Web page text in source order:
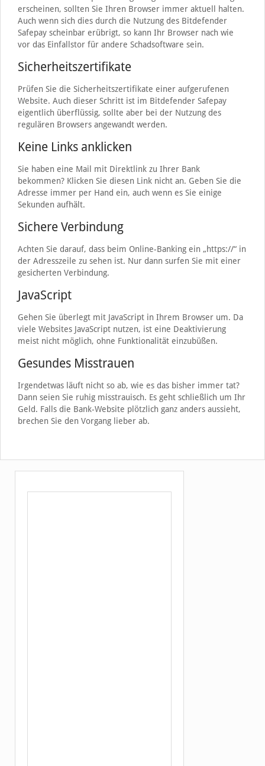
erscheinen, sollten Sie Ihren Browser immer aktuell halten.
Auch wenn sich dies durch die Nutzung des Bitdefender
Safepay scheinbar erübrigt, so kann Ihr Browser nach wie
vor das Einfallstor für andere Schadsoftware sein.
Sicherheitszertifikate
Prüfen Sie die Sicherheitszertifikate einer aufgerufenen
Website. Auch dieser Schritt ist im Bitdefender Safepay
eigentlich überflüssig, sollte aber bei der Nutzung des
regulären Browsers angewandt werden.
Keine Links anklicken
Sie haben eine Mail mit Direktlink zu Ihrer Bank
bekommen? Klicken Sie diesen Link nicht an. Geben Sie die
Adresse immer per Hand ein, auch wenn es Sie einige
Sekunden aufhält.
Sichere Verbindung
Achten Sie darauf, dass beim Online-Banking ein „https://“ in
der Adresszeile zu sehen ist. Nur dann surfen Sie mit einer
gesicherten Verbindung.
JavaScript
Gehen Sie überlegt mit JavaScript in Ihrem Browser um. Da
viele Websites JavaScript nutzen, ist eine Deaktivierung
meist nicht möglich, ohne Funktionalität einzubüßen.
Gesundes Misstrauen
Irgendetwas läuft nicht so ab, wie es das bisher immer tat?
Dann seien Sie ruhig misstrauisch. Es geht schließlich um Ihr
Geld. Falls die Bank-Website plötzlich ganz anders aussieht,
brechen Sie den Vorgang lieber ab.